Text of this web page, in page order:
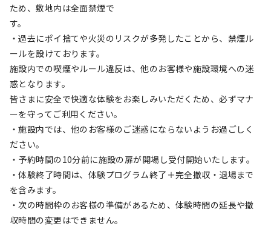
ため、敷地内は全面禁煙で
・過去にポイ捨てや火災のリスクが多発したことから、禁煙ル
ールを設けております。
施設内での喫煙やルール違反は、他のお客様や施設環境への迷
惑となります。
皆さまに安全で快適な体験をお楽しみいただくため、必ずマナ
ーを守ってご利用ください。
・施設内では、他のお客様のご迷惑にならないようお過ごしく
ださい。
・予約時間の10分前に施設の扉が開場し受付開始いたします。
・体験終了時間は、体験プログラム終了＋完全撤収・退場まで
を含みます。
・次の時間枠のお客様の準備があるため、体験時間の延長や撤
収時間の変更はできません。